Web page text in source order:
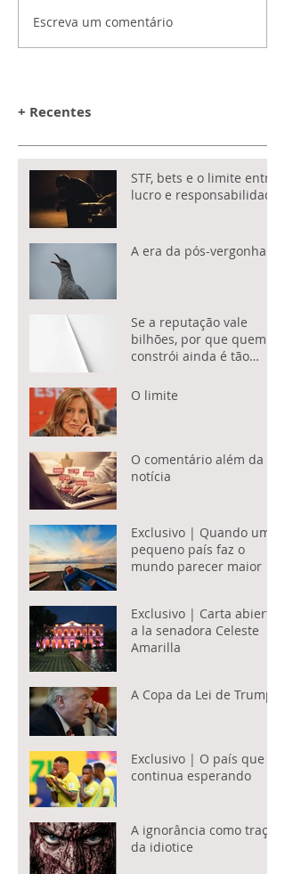
Escreva um comentário
+ Recentes
STF, bets e o limite entre
lucro e responsabilidade
A era da pós-vergonha
Se a reputação vale
bilhões, por que quem a
constrói ainda é tão
O limite
O comentário além da
notícia
Exclusivo | Quando um
pequeno país faz o
mundo parecer maior
Exclusivo | Carta abierta
a la senadora Celeste
Amarilla
A Copa da Lei de Trump
Exclusivo | O país que
continua esperando
A ignorância como traço
da idiotice